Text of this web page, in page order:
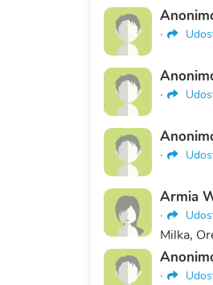
·
·
·
Armia
·
Milka,
·